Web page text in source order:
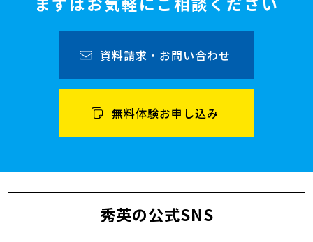
資料請求・お問い合わせ
無料体験お申し込み
秀英の公式SNS